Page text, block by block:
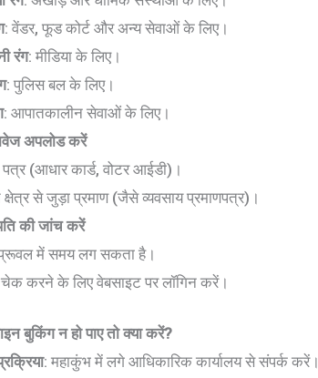
: वेंडर, फूड कोर्ट और अन्य सेवाओं के लिए।
रंग: मीडिया के लिए।
: पुलिस बल के लिए।
: आपातकालीन सेवाओं के लिए।
अपलोड करें
(आधार कार्ड, वोटर आईडी)।
से जुड़ा प्रमाण (जैसे व्यवसाय प्रमाणपत्र)।
की जांच करें
में समय लग सकता है।
करने के लिए वेबसाइट पर लॉगिन करें।
बुकिंग न हो पाए तो क्या करें?
: महाकुंभ में लगे आधिकारिक कार्यालय से संपर्क करें।